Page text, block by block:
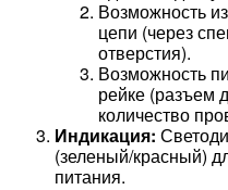
Возможность
цепи (через
отверстия).
Возможность
рейке (разъем
количество
Индикация:
(зеленый/красный)
питания.